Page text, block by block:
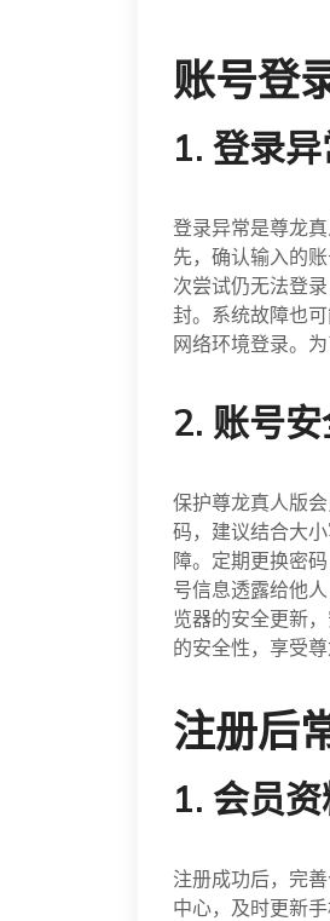
账号登
1. 登录
登录异常是尊龙
先，确认输入的
次尝试仍无法登
封。系统故障也
网络环境登录。
2. 账号
保护尊龙真人版
码，建议结合大
障。定期更换密
号信息透露给他
览器的安全更新
的安全性，享受
注册后
1. 会员
注册成功后，完
中心，及时更新